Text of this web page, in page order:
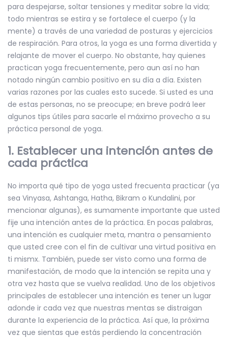
para despejarse, soltar tensiones y meditar sobre la vida;
todo mientras se estira y se fortalece el cuerpo (y la
mente) a través de una variedad de posturas y ejercicios
de respiración. Para otros, la yoga es una forma divertida y
relajante de mover el cuerpo. No obstante, hay quienes
practican yoga frecuentemente, pero aun así no han
notado ningún cambio positivo en su día a día. Existen
varias razones por las cuales esto sucede. Si usted es una
de estas personas, no se preocupe; en breve podrá leer
algunos tips útiles para sacarle el máximo provecho a su
práctica personal de yoga.
1. Establecer una intención antes de
cada práctica
No importa qué tipo de yoga usted frecuenta practicar (ya
sea Vinyasa, Ashtanga, Hatha, Bikram o Kundalini, por
mencionar algunas), es sumamente importante que usted
fije una intención antes de la práctica. En pocas palabras,
una intención es cualquier meta, mantra o pensamiento
que usted cree con el fin de cultivar una virtud positiva en
ti mismx. También, puede ser visto como una forma de
manifestación, de modo que la intención se repita una y
otra vez hasta que se vuelva realidad. Uno de los objetivos
principales de establecer una intención es tener un lugar
adonde ir cada vez que nuestras mentas se distraigan
durante la experiencia de la práctica. Así que, la próxima
vez que sientas que estás perdiendo la concentración